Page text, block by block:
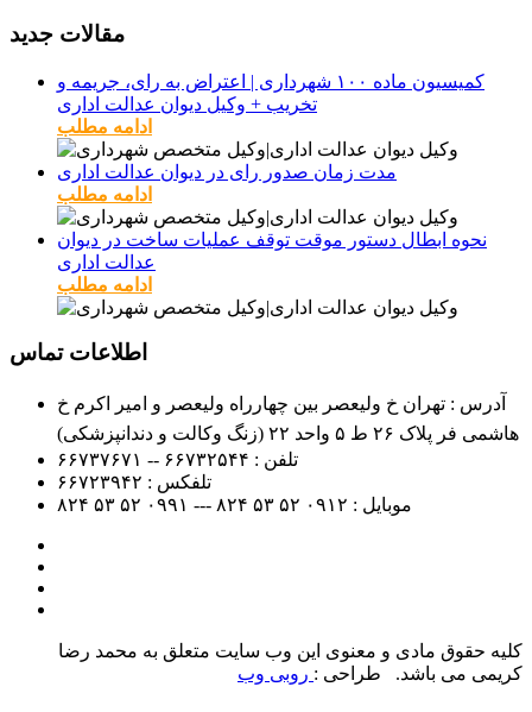
مقالات جدید
کمیسیون ماده ۱۰۰ شهرداری | اعتراض به رای، جریمه و
تخریب + وکیل دیوان عدالت اداری
ادامه مطلب
مدت زمان صدور رای در دیوان عدالت اداری
ادامه مطلب
نحوه ابطال دستور موقت توقف عملیات ساخت در دیوان
عدالت اداری
ادامه مطلب
اطلاعات تماس
آدرس : تهران خ ولیعصر بین چهارراه ولیعصر و امیر اکرم خ
هاشمی فر پلاک ۲۶ ط ۵ واحد ۲۲ (زنگ وکالت و دندانپزشکی)
تلفن : ۶۶۷۳۲۵۴۴ -- ۶۶۷۳۷۶۷۱
تلفکس : ۶۶۷۲۳۹۴۲
موبایل : ۰۹۱۲ ۵۲ ۵۳ ۸۲۴ --- ۰۹۹۱ ۵۲ ۵۳ ۸۲۴
کلیه حقوق مادی و معنوی این وب سایت متعلق به محمد رضا
کریمی می باشد. طراحی : روبی وب